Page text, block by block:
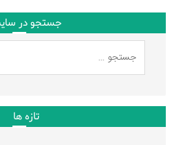
جستجو در
تازه ها